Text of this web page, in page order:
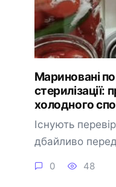
Мариновані
стерилізації:
холодного
Існують
дбайливо
0 48